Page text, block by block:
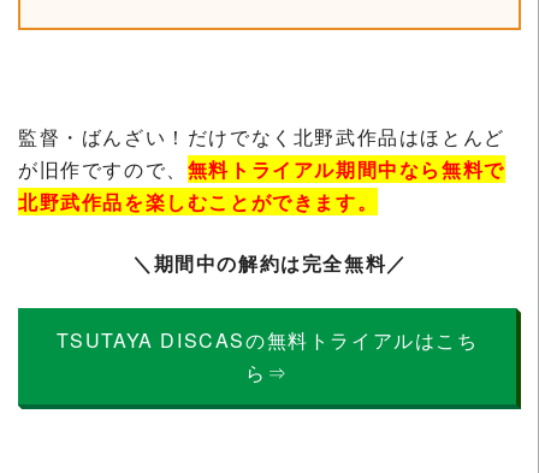
監督・ばんざい！だけでなく北野武作品はほとんど
が旧作ですので、 無料トライアル期間中なら無料で
北野武作品を楽しむことができます。
＼期間中の解約は完全無料／
TSUTAYA DISCASの無料トライアルはこち
ら⇒